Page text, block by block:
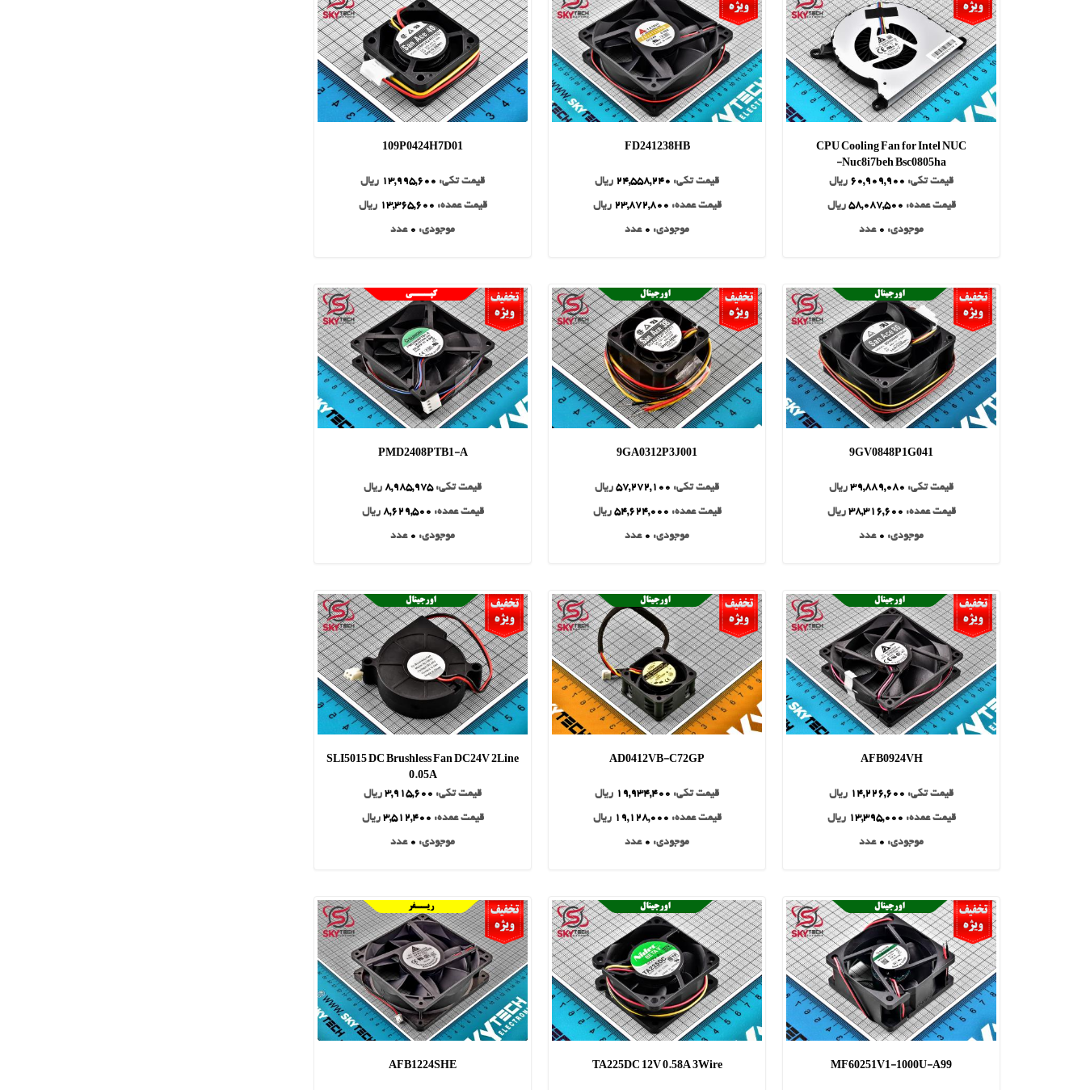
CPU Cooling Fan for Intel NUC
Nuc8i7beh Bsc0805ha-
قیمت تکی: 60,909,900 ریال
قیمت عمده: 58,087,500 ریال
موجودی: 0 عدد
FD241238HB
قیمت تکی: 24,558,240 ریال
قیمت عمده: 23,872,800 ریال
موجودی: 0 عدد
109P0424H7D01
قیمت تکی: 13,995,600 ریال
قیمت عمده: 13,365,600 ریال
موجودی: 0 عدد
9GV0848P1G041
قیمت تکی: 39,889,080 ریال
قیمت عمده: 38,316,600 ریال
موجودی: 0 عدد
9GA0312P3J001
قیمت تکی: 57,272,100 ریال
قیمت عمده: 54,624,000 ریال
موجودی: 0 عدد
PMD2408PTB1-A
قیمت تکی:8,985,975 ریال
قیمت عمده: 8,629,500 ریال
موجودی: 0 عدد
AFB0924VH
قیمت تکی: 14,226,600 ریال
قیمت عمده: 13,395,000 ریال
موجودی: 0 عدد
AD0412VB-C72GP
قیمت تکی: 19,934,400 ریال
قیمت عمده: 19,128,000 ریال
موجودی: 0 عدد
SLI5015 DC Brushless Fan DC24V 2Line
0.05A
قیمت تکی: 3,915,600 ریال
قیمت عمده: 3,512,400 ریال
موجودی: 0 عدد
MF60251V1-1000U-A99
TA225DC 12V 0.58A 3Wire
AFB1224SHE